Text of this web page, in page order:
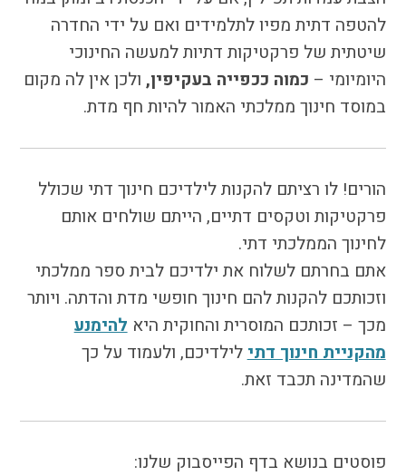
להטפה דתית מפיו לתלמידים ואם על ידי החדרה
שיטתית של פרקטיקות דתיות למעשה החינוכי
היומיומי – כמוה ככפייה בעקיפין, ולכן אין לה מקום
במוסד חינוך ממלכתי האמור להיות חף מדת.
הורים! לו רציתם להקנות לילדיכם חינוך דתי שכולל
פרקטיקות וטקסים דתיים, הייתם שולחים אותם
לחינוך הממלכתי דתי.
אתם בחרתם לשלוח את ילדיכם לבית ספר ממלכתי
וזכותכם להקנות להם חינוך חופשי מדת והדתה. ויותר
מכך – זכותכם המוסרית והחוקית היאלהימנע
מהקניית חינוך דתילילדיכם, ולעמוד על כך
שהמדינה תכבד זאת.
פוסטים בנושא בדף הפייסבוק שלנו: